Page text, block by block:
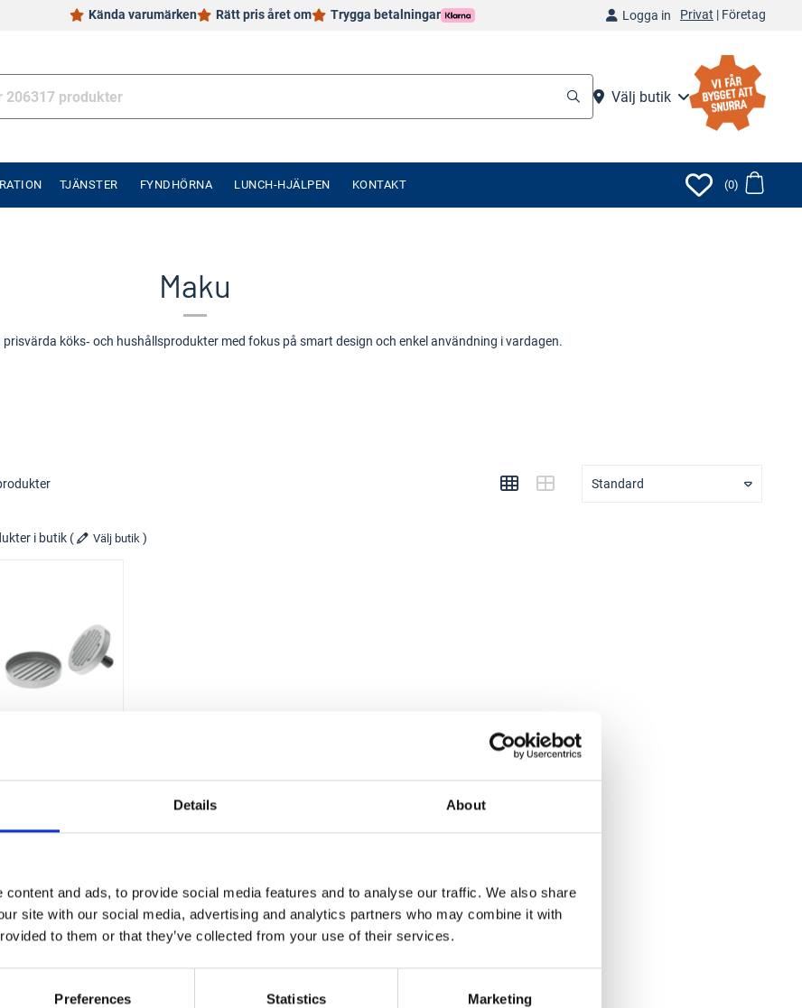
Details About
and ads, to provide social media features and to analyse our traffic. We also share
site with our social media, advertising and analytics partners who may combine it with
to them or that they’ve collected from your use of their services.
Preferences Statistics Marketing
Kända varumärken Rätt pris året om Trygga betalningar Logga in Privat | Företag
Välj butik
TJÄNSTER FYNDHÖRNA LUNCH-HJÄLPEN KONTAKT (0)
Maku
köks‑ och hushållsprodukter med fokus på smart design och enkel användning i vardagen.
Standard
i butik ( Välj butik )